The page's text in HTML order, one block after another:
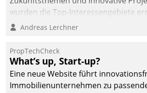
wurden die Top-Interessengebiete
Andreas Lerchner
PropTechCheck
What’s up, Start-up?
Eine neue Website führt
Immobilienunternehmen zu